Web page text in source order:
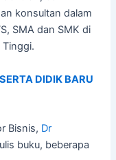
konsultan dalam
SMA dan SMK di
Tinggi.
DIDIK BARU
Bisnis, Dr
buku, beberapa